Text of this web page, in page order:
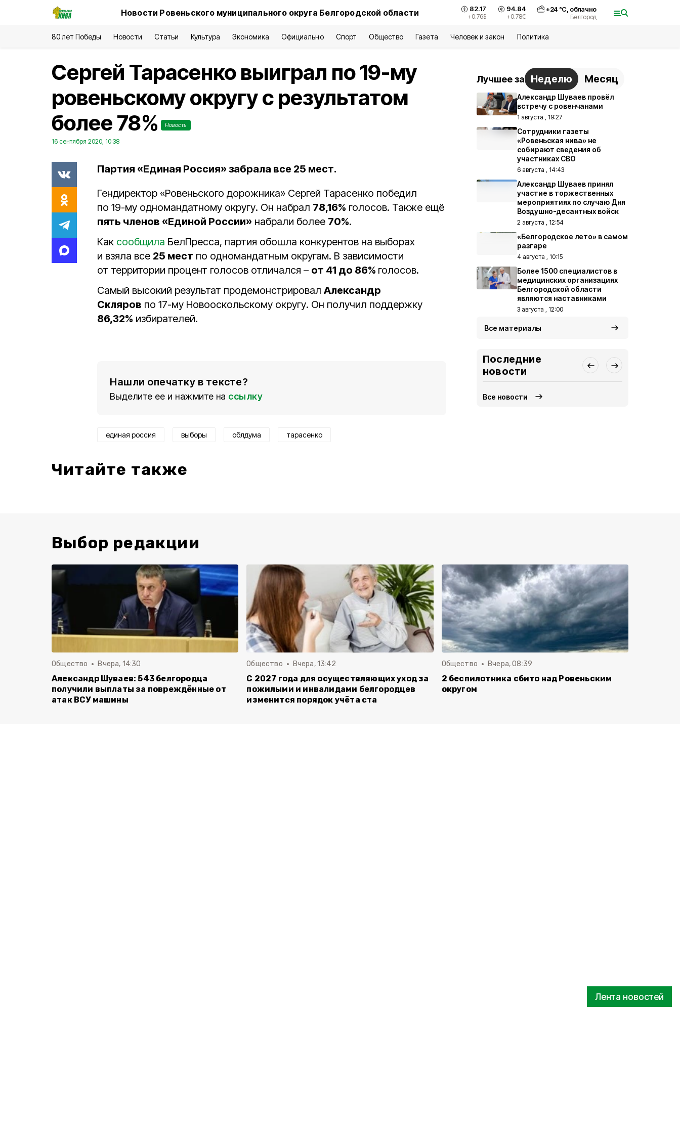
Новости Ровеньского муниципального округа Белгородской области 82.17
+0.76$
94.84
+0.78€
+24°С, облачно
Белгород
80 лет Победы Новости Статьи Культура Экономика Официально Спорт Общество Газета Человек и закон Политика
Лента новостей
Сергей Тарасенко выиграл по 19-му
ровеньскому округу с результатом
более 78%
Новость
16 сентября 2020, 10:38
Партия «Единая Россия» забрала все 25 мест.
Гендиректор «Ровеньского дорожника» Сергей Тарасенко победил
по 19-му одномандатному округу. Он набрал 78,16% голосов. Также ещё
пять членов «Единой России» набрали более 70%.
Как сообщила БелПресса, партия обошла конкурентов на выборах
и взяла все 25 мест по одномандатным округам. В зависимости
от территории процент голосов отличался – от 41 до 86% голосов.
Самый высокий результат продемонстрировал Александр
Скляров по 17-му Новооскольскому округу. Он получил поддержку
86,32% избирателей.
Нашли опечатку в тексте?
Выделите ее и нажмите на ссылку
единая россия выборы облдума тарасенко
Читайте также
Лучшее за Неделю Месяц
Александр Шуваев провёл
встречу с ровенчанами
1 августа , 19:27
Сотрудники газеты
«Ровеньская нива» не
собирают сведения об
участниках СВО
6 августа , 14:43
Александр Шуваев принял
участие в торжественных
мероприятиях по случаю Дня
Воздушно-десантных войск
2 августа , 12:54
«Белгородское лето» в самом
разгаре
4 августа , 10:15
Более 1500 специалистов в
медицинских организациях
Белгородской области
являются наставниками
3 августа , 12:00
Все материалы
Последние
новости
Все новости
Выбор редакции
Общество Вчера, 14:30
Александр Шуваев: 543 белгородца
получили выплаты за повреждённые от
атак ВСУ машины
Общество Вчера, 13:42
С 2027 года для осуществляющих уход за
пожилыми и инвалидами белгородцев
изменится порядок учёта ста
Общество Вчера, 08:39
2 беспилотника сбито над Ровеньским
округом